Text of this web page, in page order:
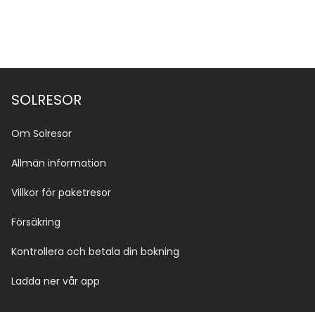
SOLRESOR
Om Solresor
Allmän information
Villkor för paketresor
Försäkring
Kontrollera och betala din bokning
Ladda ner vår app